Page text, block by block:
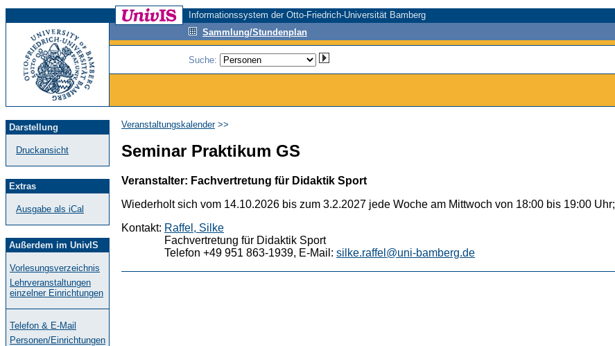
Informationssystem der Otto-Friedrich-Universität Bamberg
Sammlung/Stundenplan
Suche:
Darstellung
Druckansicht
Extras
Ausgabe als iCal
Außerdem im UnivIS
Vorlesungsverzeichnis
Lehrveranstaltungen
einzelner Einrichtungen
Telefon & E-Mail
Personen/Einrichtungen
Veranstaltungskalender>>
Seminar Praktikum GS
Veranstalter: Fachvertretung für Didaktik Sport
Wiederholt sich vom 14.10.2026 bis zum 3.2.2027 jede Woche am Mittwoch von 18:00 bis 19:00 Uhr;
Kontakt: Raffel, Silke
Fachvertretung für Didaktik Sport
Telefon +49 951 863-1939, E-Mail: silke.raffel@uni-bamberg.de